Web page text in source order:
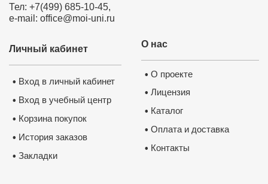
Тел: +7(499) 685-10-45,
e-mail: office@moi-uni.ru
О нас
• О проекте
• Лицензия
• Каталог
• Оплата и доставка
• Контакты
Личный кабинет
• Вход в личный кабинет
• Вход в учебный центр
• Корзина покупок
• История заказов
• Закладки